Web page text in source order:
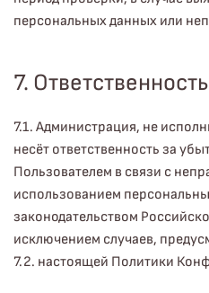
персональных данных или
7.
7.1. Администрация, не
несёт ответственность за
Пользователем в связи с
использованием
законодательством
исключением случаев,
7.2. настоящей Политики